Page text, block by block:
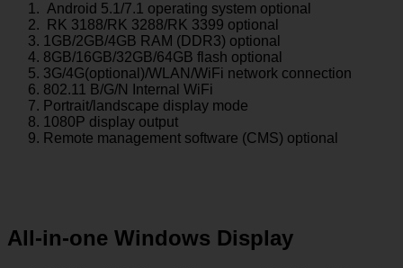
Android 5.1/7.1 operating system optional
RK 3188/RK 3288/RK 3399 optional
1GB/2GB/4GB RAM (DDR3) optional
8GB/16GB/32GB/64GB flash optional
3G/4G(optional)/WLAN/WiFi network connection
802.11 B/G/N Internal WiFi
Portrait/landscape display mode
1080P display output
Remote management software (CMS) optional
All-in-one Windows Display